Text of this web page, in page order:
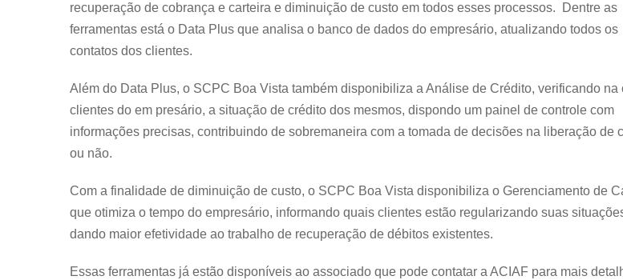
recuperação de cobrança e carteira e diminuição de custo em todos esses processos. Dentre as
ferramentas está o Data Plus que analisa o banco de dados do empresário, atualizando todos os
contatos dos clientes.
Além do Data Plus, o SCPC Boa Vista também disponibiliza a Análise de Crédito, verificando na
clientes do em presário, a situação de crédito dos mesmos, dispondo um painel de controle com
informações precisas, contribuindo de sobremaneira com a tomada de decisões na liberação de
ou não.
Com a finalidade de diminuição de custo, o SCPC Boa Vista disponibiliza o Gerenciamento de
que otimiza o tempo do empresário, informando quais clientes estão regularizando suas
dando maior efetividade ao trabalho de recuperação de débitos existentes.
Essas ferramentas já estão disponíveis ao associado que pode contatar a ACIAF para mais